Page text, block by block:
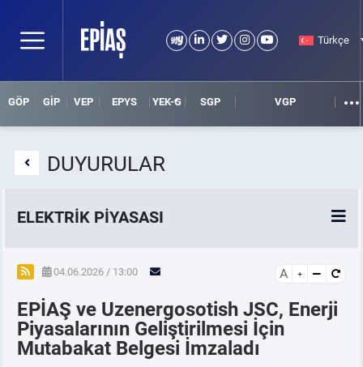
Türkçe
GÖP GİP VEP EPYS YEK-G SGP VGP
DUYURULAR
ELEKTRİK PİYASASI
SPOT ELEKTRİK PİYASALARI
ÖRNEK FİNANS BELGELERİ
VADELİ ELEKTRİK PİYASASI
04.06.2026 / 13:00 A
EPİAŞ ve Uzenergosotish JSC, Enerji
Piyasalarının Geliştirilmesi İçin
Mutabakat Belgesi İmzaladı